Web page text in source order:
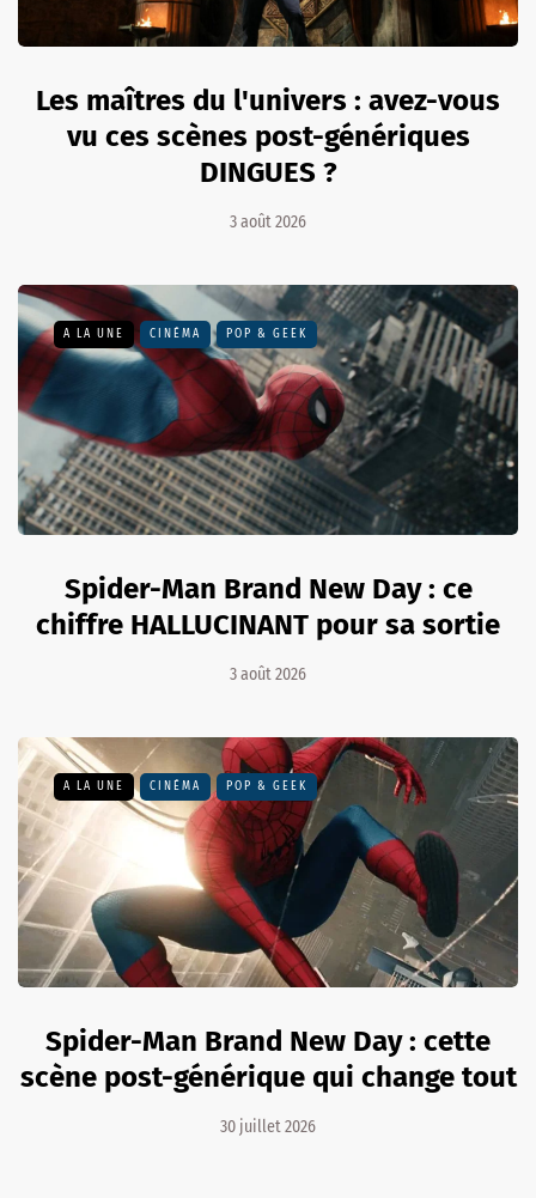
Les maîtres du l'univers : avez-vous
vu ces scènes post-génériques
DINGUES ?
3 août 2026
A LA UNE CINÉMA POP & GEEK
Spider-Man Brand New Day : ce
chiffre HALLUCINANT pour sa sortie
3 août 2026
A LA UNE CINÉMA POP & GEEK
Spider-Man Brand New Day : cette
scène post-générique qui change tout
30 juillet 2026